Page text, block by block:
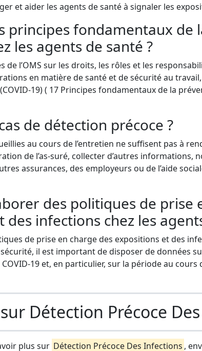
et aider les agents de santé à signaler les
principes fondamentaux de
les agents de santé ?
l’OMS sur les droits, les rôles et les
en matière de santé et de sécurité au
19) ( 17 Principes fondamentaux de la
de détection précoce ?
au cours de l’entretien ne suffisent pas à
de l’as-suré, collecter d’autres informations,
assurances, des employeurs ou de l’aide
des politiques de prise
des infections chez les
de prise en charge des expositions et des
il est important de disposer de données
19 et, en particulier, sur la période au
Détection Précoce
plus sur Détection Précoce Des Infections ,